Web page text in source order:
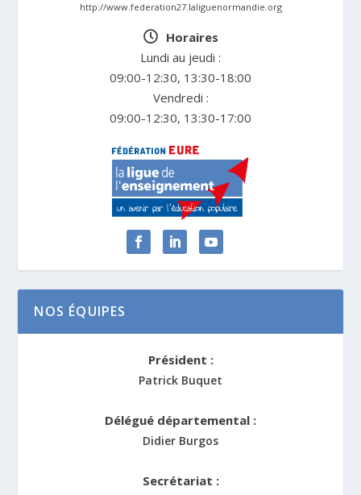
http://www.federation27.laliguenormandie.org
Horaires
Lundi au jeudi :
09:00-12:30, 13:30-18:00
Vendredi :
09:00-12:30, 13:30-17:00
NOS ÉQUIPES
Président :
Patrick Buquet
Délégué départemental :
Didier Burgos
Secrétariat :